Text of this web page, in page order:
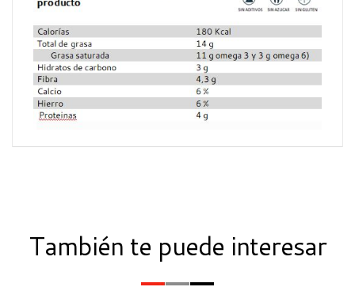
También te puede interesar